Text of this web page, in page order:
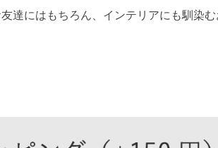
達にはもちろん、インテリアにも馴染